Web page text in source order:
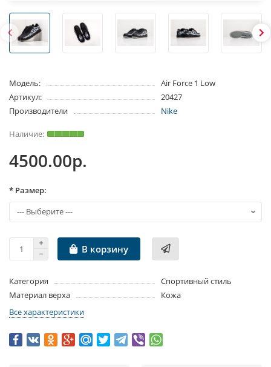
Модель:
Air Force 1 Low
Артикул:
20427
Производители
Nike
4500.00р.
* Размер:
В корзину
Категория
Спортивный стиль
Материал верха
Кожа
Все характеристики